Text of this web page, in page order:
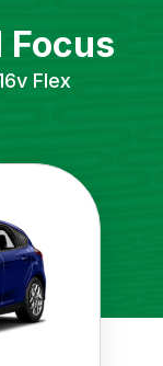
Focus
Flex